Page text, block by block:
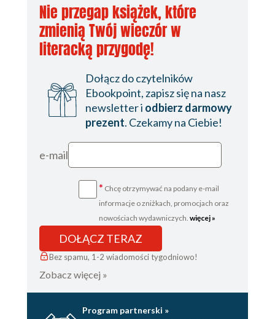
Nie przegap książek, które
zmienią Twój wieczór w
literacką przygodę!
Dołącz do czytelników
Ebookpoint, zapisz się na nasz
newsletter i odbierz darmowy
prezent. Czekamy na Ciebie!
e-mail
* Chcę otrzymywać na podany e-mail
informacje o zniżkach, promocjach oraz
nowościach wydawniczych. więcej »
DOŁĄCZ TERAZ
Bez spamu, 1-2 wiadomości tygodniowo!
Zobacz więcej »
Program partnerski »